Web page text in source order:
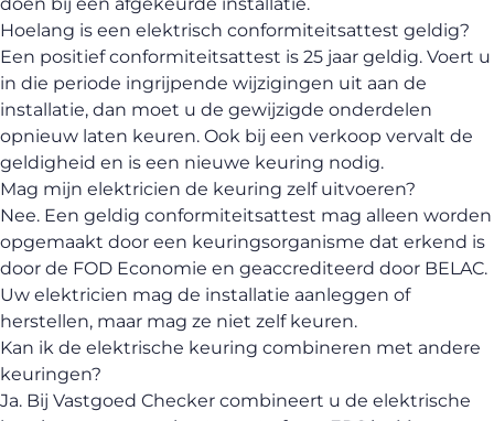
Hoelang is een elektrisch conformiteitsattest geldig?
Een positief conformiteitsattest is 25 jaar geldig. Voert u
in die periode ingrijpende wijzigingen uit aan de
installatie, dan moet u de gewijzigde onderdelen
opnieuw laten keuren. Ook bij een verkoop vervalt de
geldigheid en is een nieuwe keuring nodig.
Mag mijn elektricien de keuring zelf uitvoeren?
Nee. Een geldig conformiteitsattest mag alleen worden
opgemaakt door een keuringsorganisme dat erkend is
door de FOD Economie en geaccrediteerd door BELAC.
Uw elektricien mag de installatie aanleggen of
herstellen, maar mag ze niet zelf keuren.
Kan ik de elektrische keuring combineren met andere
keuringen?
Ja. Bij Vastgoed Checker combineert u de elektrische